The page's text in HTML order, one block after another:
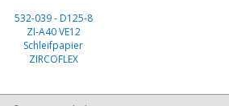
532-039 - D125-8
ZI-A40 VE12
Schleifpapier
ZIRCOFLEX